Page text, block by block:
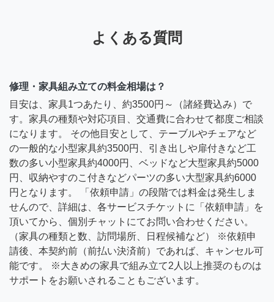
よくある質問
修理・家具組み立ての料金相場は？
目安は、家具1つあたり、約3500円～（諸経費込み）で
す。家具の種類や対応項目、交通費に合わせて都度ご相談
になります。 その他目安として、テーブルやチェアなど
の一般的な小型家具約3500円、引き出しや扉付きなど工
数の多い小型家具約4000円、ベッドなど大型家具約5000
円、収納やすのこ付きなどパーツの多い大型家具約6000
円となります。 「依頼申請」の段階では料金は発生しま
せんので、詳細は、各サービスチケットに「依頼申請」を
頂いてから、個別チャットにてお問い合わせください。
（家具の種類と数、訪問場所、日程候補など） ※依頼申
請後、本契約前（前払い決済前）であれば、キャンセル可
能です。 ※大きめの家具で組み立て2人以上推奨のものは
サポートをお願いされることもございます。